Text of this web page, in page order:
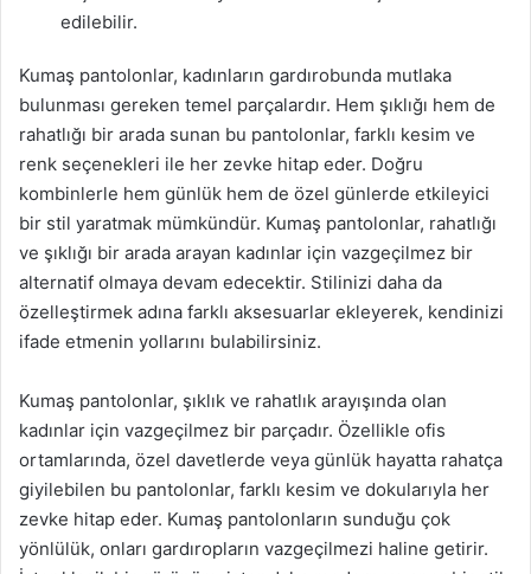
edilebilir.
Kumaş pantolonlar, kadınların gardırobunda mutlaka
bulunması gereken temel parçalardır. Hem şıklığı hem de
rahatlığı bir arada sunan bu pantolonlar, farklı kesim ve
renk seçenekleri ile her zevke hitap eder. Doğru
kombinlerle hem günlük hem de özel günlerde etkileyici
bir stil yaratmak mümkündür. Kumaş pantolonlar, rahatlığı
ve şıklığı bir arada arayan kadınlar için vazgeçilmez bir
alternatif olmaya devam edecektir. Stilinizi daha da
özelleştirmek adına farklı aksesuarlar ekleyerek, kendinizi
ifade etmenin yollarını bulabilirsiniz.
Kumaş pantolonlar, şıklık ve rahatlık arayışında olan
kadınlar için vazgeçilmez bir parçadır. Özellikle ofis
ortamlarında, özel davetlerde veya günlük hayatta rahatça
giyilebilen bu pantolonlar, farklı kesim ve dokularıyla her
zevke hitap eder. Kumaş pantolonların sunduğu çok
yönlülük, onları gardıropların vazgeçilmezi haline getirir.